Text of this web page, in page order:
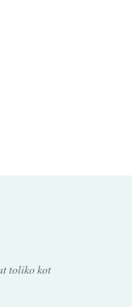
toliko kot